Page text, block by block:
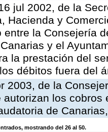
jul 2002, de la
Hacienda y
entre la Consejería
y el
la prestación del
débitos fuera del
2003, de la
autorizan los
de
mostrando del 26 al 50.